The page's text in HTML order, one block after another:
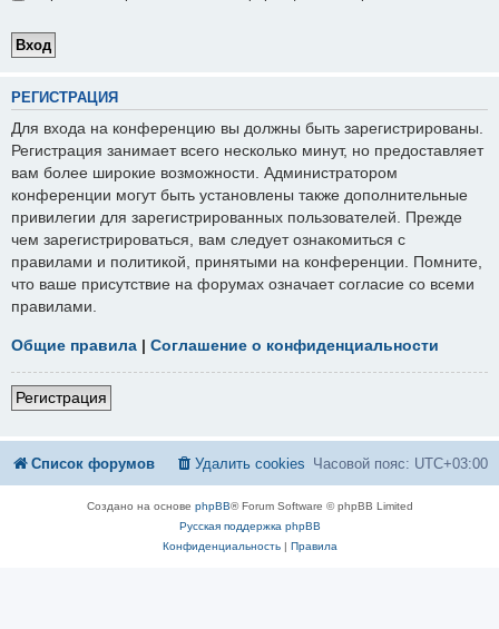
РЕГИСТРАЦИЯ
Для входа на конференцию вы должны быть зарегистрированы.
Регистрация занимает всего несколько минут, но предоставляет
вам более широкие возможности. Администратором
конференции могут быть установлены также дополнительные
привилегии для зарегистрированных пользователей. Прежде
чем зарегистрироваться, вам следует ознакомиться с
правилами и политикой, принятыми на конференции. Помните,
что ваше присутствие на форумах означает согласие со всеми
правилами.
Общие правила | Соглашение о конфиденциальности
Регистрация
Список форумов Часовой пояс: UTC+03:00
Удалить cookies
Создано на основе phpBB® Forum Software © phpBB Limited
Русская поддержка phpBB
Конфиденциальность| Правила